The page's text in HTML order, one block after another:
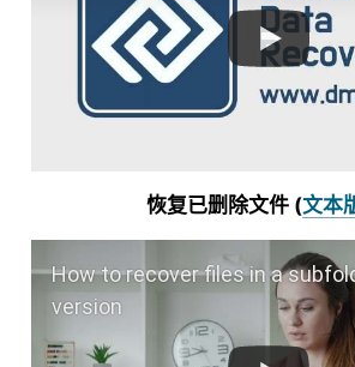
恢复已删除文件 (文本
How to recover files in a
version